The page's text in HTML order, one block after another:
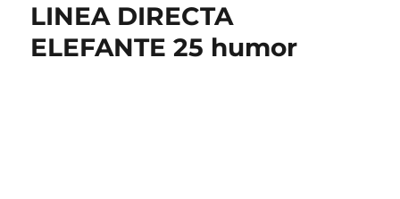
LINEA DIRECTA
ELEFANTE 25 humor